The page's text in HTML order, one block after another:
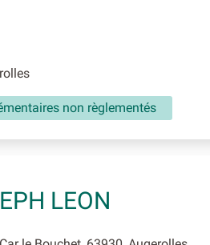
non règlementés
LEON